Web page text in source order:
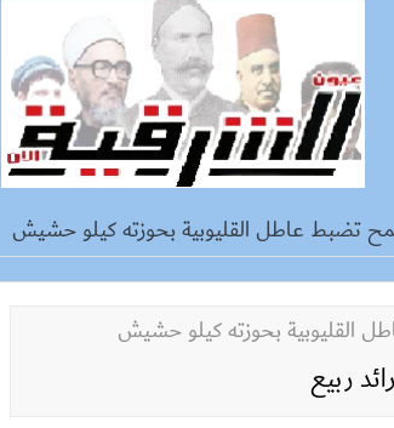
تضبط عاطل القليوبية بحوزته كيلو حشيش
ربيع